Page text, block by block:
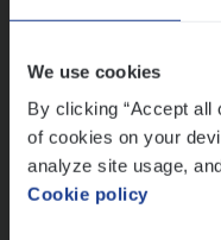
We use cookies
By clicking “Accept all
of cookies on your
analyze site usage,
Cookie policy